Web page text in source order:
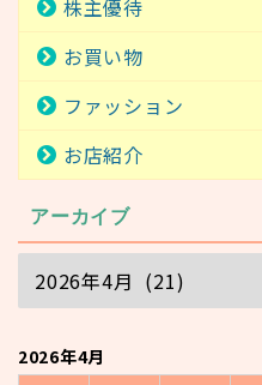
株主優待
お買い物
ファッション
お店紹介
アーカイブ
2026年4月